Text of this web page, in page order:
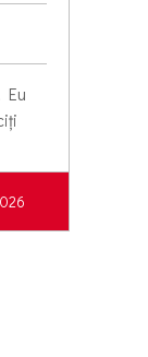
Eu